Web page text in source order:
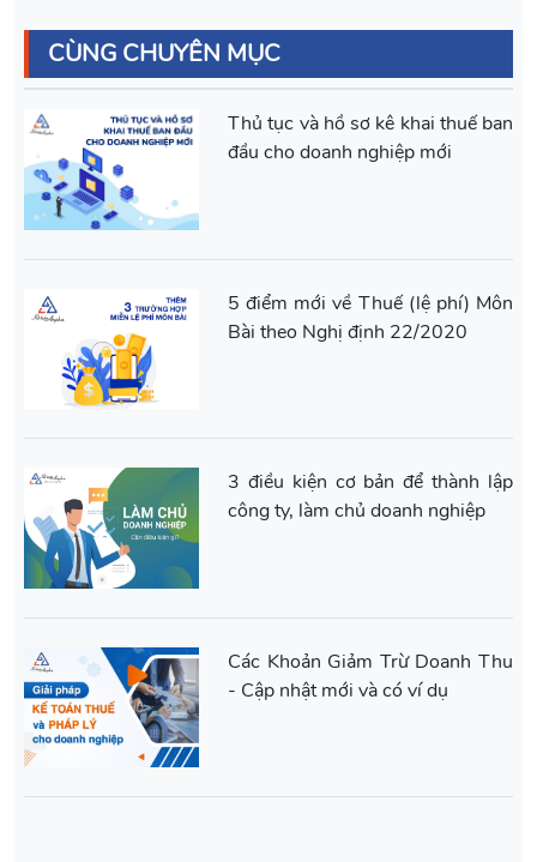
CÙNG CHUYÊN MỤC
Thủ tục và hồ sơ kê khai thuế ban
đầu cho doanh nghiệp mới
5 điểm mới về Thuế (lệ phí) Môn
Bài theo Nghị định 22/2020
3 điều kiện cơ bản để thành lập
công ty, làm chủ doanh nghiệp
Các Khoản Giảm Trừ Doanh Thu
- Cập nhật mới và có ví dụ